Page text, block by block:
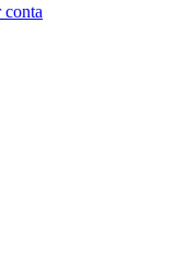
conta